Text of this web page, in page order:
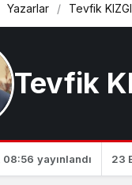
Yazarlar Tevfik
Tevfik
08:56 yayınlandı 23